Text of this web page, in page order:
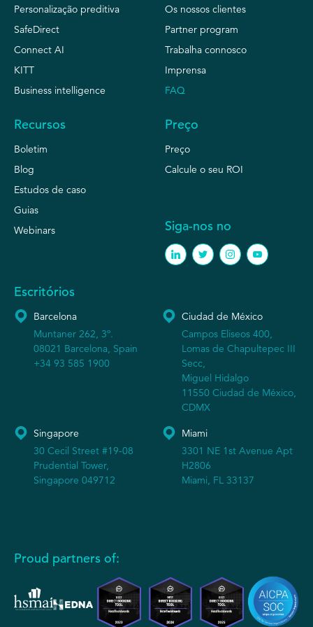
Personalização preditiva
SafeDirect
Connect AI
KITT
Business intelligence
Os nossos clientes
Partner program
Trabalha connosco
Imprensa
FAQ
Recursos
Boletim
Blog
Estudos de caso
Guias
Webinars
Preço
Preço
Calcule o seu ROI
Siga-nos no
Escritórios
Barcelona
Muntaner 262, 3º.
08021 Barcelona, Spain
+34 93 585 1900
Ciudad de México
Campos Eliseos 400,
Lomas de Chapultepec III
Secc,
Miguel Hidalgo
11550 Ciudad de México,
CDMX
Singapore
30 Cecil Street #19-08
Prudential Tower,
Singapore 049712
Miami
3301 NE 1st Avenue Apt
H2806
Miami, FL 33137
Proud partners of: